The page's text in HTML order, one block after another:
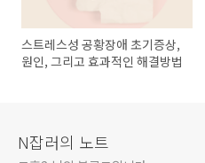
스트레스성 공황장애 초기증상,
원인, 그리고 효과적인 해결방법
N잡러의 노트